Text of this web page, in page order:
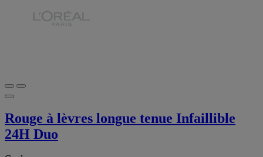
Rouge à lèvres longue tenue Infaillible
24H Duo